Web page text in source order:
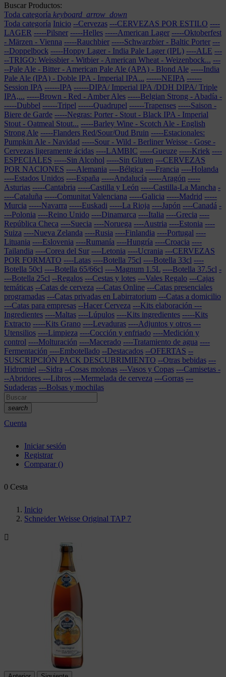
Buscar Productos:
Toda categoría keyboard_arrow_down
Toda categoría Inicio --Cervezas ---CERVEZAS POR ESTILO ----
LAGER -----Pilsner -----Helles -----American Lager -----Oktoberfest
- Märzen - Vienna -----Rauchbier -----Schwarzbier - Baltic Porter ---
--Doppelbock -----Hoppy Lager - India Pale Lager (IPL) ----ALE ---
--TRIGO: Weissbier - Witbier - American Wheat - Weizenbock... ---
--Pale Ale - Bitter - American Pale Ale (APA) - Blond Ale -----India
Pale Ale (IPA) - Doble IPA - Imperial IPA... ------NEIPA ------
Session IPA ------IPA ------DIPA/ Imperial IPA /DDH DIPA/ Triple
IPA,... -----Brown - Red - Amber Ales -----Belgian Strong - Abadía -
-----Dubbel ------Tripel ------Quadrupel ------Trapenses -----Saison -
Biere de Garde -----Negras: Porter - Stout - Black IPA - Imperial
Stout - Oatmeal Stout... -----Barley Wine - Scotch Ale - English
Strong Ale -----Flanders Red/Sour/Oud Bruin -----Estacionales:
Pumpkin Ale - Navidad -----Sour - Wild - Berliner Weisse - Gose -
Cervezas ligeramente ácidas ----LAMBIC -----Gueuze -----Kriek ----
ESPECIALES -----Sin Alcohol -----Sin Gluten ---CERVEZAS
POR NACIONES ----Alemania ----Bélgica ----Francia ----Holanda
----Estados Unidos ----España -----Andalucía -----Aragón -----
Asturias -----Cantabria -----Castilla y León -----Castilla-La Mancha -
----Cataluña -----Comunitat Valenciana -----Galicia -----Madrid -----
Murcia -----Navarra -----Euskadi -----La Rioja ----Japón ----Canadá -
---Polonia ----Reino Unido ----Dinamarca ----Italia ----Grecia ----
República Checa ----Suecia ----Noruega ----Austria ----Estonia ----
Suiza ----Nueva Zelanda ----Rusia ----Finlandia ----Portugal ----
Lituania ----Eslovenia ----Rumanía ----Hungría ----Croacia ----
Tailandia ----Corea del Sur ----Letonia ----Ucrania ---CERVEZAS
POR FORMATO ----Latas ----Botella 75cl ----Botella 33cl ----
Botella 50cl ----Botella 65/66cl ----Magnum 1.5L ----Botella 37.5cl -
---Botella 25cl --Regalos ---Cestas y lotes ---Vales Regalo ---Cajas
temáticas --Catas de cerveza ---Catas Online ---Catas presenciales
programadas ---Catas privadas en Labirratorium ---Catas a domicilio
---Catas para empresas --Hacer Cerveza ---Kits elaboración ---
Ingredientes ----Maltas ----Lúpulos ----Kits ingredientes -----Kits
Extracto -----Kits Grano ----Levaduras ----Adjuntos y otros ---
Utensilios ----Limpieza ----Cocción y enfriado ----Medición y
control ----Molturación ----Macerado ----Tratamiento de agua ----
Fermentación ----Embotellado --Destacados --OFERTAS --
SUSCRIPCIÓN PACK DESCUBRIMIENTO --Otras bebidas ---
Hidromiel ---Sidra --Cosas molonas ---Vasos y Copas ---Camisetas -
--Abridores ---Libros ---Mermelada de cerveza ---Gorras ---
Sudaderas ---Bolsas y mochilas
search
Cuenta
Iniciar sesión
Registrar
Comparar ()
0 Cesta
Inicio
Schneider Weisse Original TAP 7
